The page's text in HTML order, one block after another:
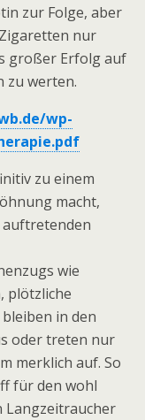
zur Folge, aber
nur
großer Erfolg auf
zu werten.
wp-
zu einem
macht,
wie
plötzliche
in den
oder treten nur
merklich auf. So
für den wohl
Langzeitraucher